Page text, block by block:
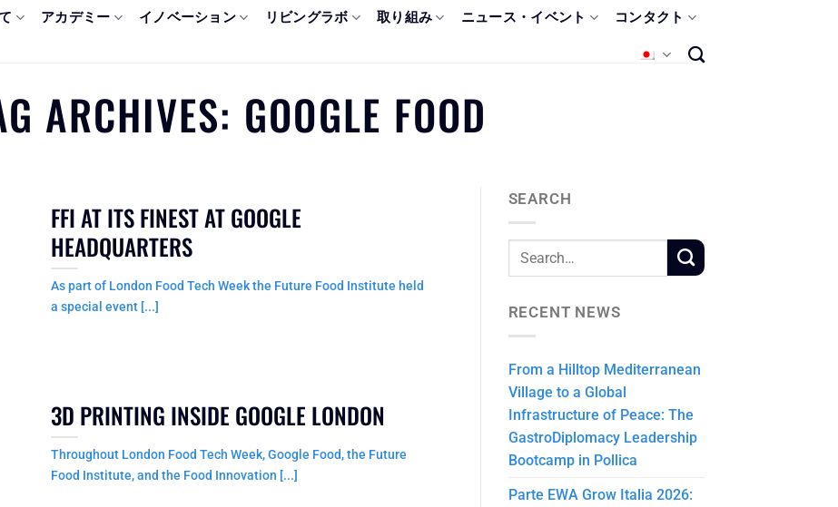
アカデミー イノベーション リビングラボ 取り組み ニュース・イベント コンタクト
ARCHIVES: GOOGLE FOOD
FFI AT ITS FINEST AT GOOGLE
HEADQUARTERS
As part of London Food Tech Week the Future Food Institute held
a special event [...]
3D PRINTING INSIDE GOOGLE LONDON
Throughout London Food Tech Week, Google Food, the Future
Food Institute, and the Food Innovation [...]
SEARCH
RECENT NEWS
From a Hilltop Mediterranean
Village to a Global
Infrastructure of Peace: The
GastroDiplomacy Leadership
Bootcamp in Pollica
Parte EWA Grow Italia 2026: